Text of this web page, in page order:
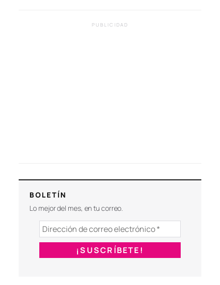
PUBLICIDAD
BOLETÍN
Lo mejor del mes, en tu correo.